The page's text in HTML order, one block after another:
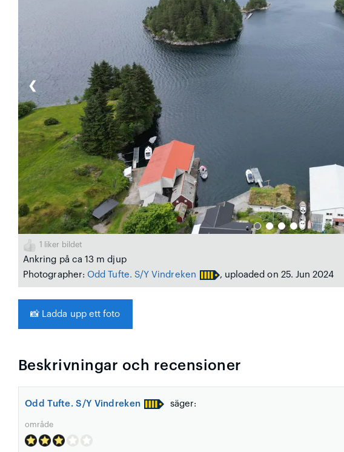
❮
1 liker bildet
Ankring på ca 13 m djup
Photographer:Odd Tufte. S/Y Vindreken , uploaded on 25. Jun 2024
📸 Ladda upp ett foto
Beskrivningar och recensioner
Odd Tufte. S/Y Vindreken säger:
område